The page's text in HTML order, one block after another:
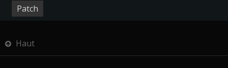
Patch
Haut